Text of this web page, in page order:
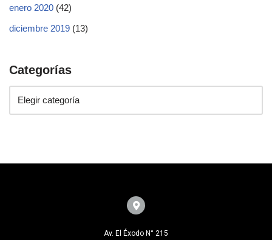
enero 2020 (42)
diciembre 2019 (13)
Categorías
Av. El Éxodo N° 215